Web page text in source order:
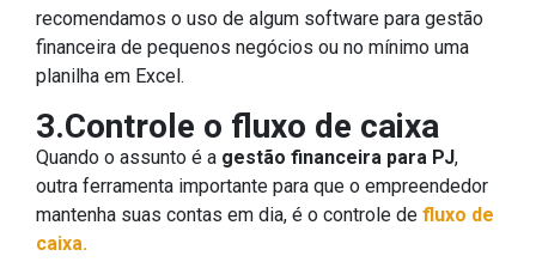
recomendamos o uso de algum software para gestão
financeira de pequenos negócios ou no mínimo uma
planilha em Excel.
3.Controle o fluxo de caixa
Quando o assunto é a gestão financeira para PJ,
outra ferramenta importante para que o empreendedor
mantenha suas contas em dia, é o controle de fluxo de
caixa.